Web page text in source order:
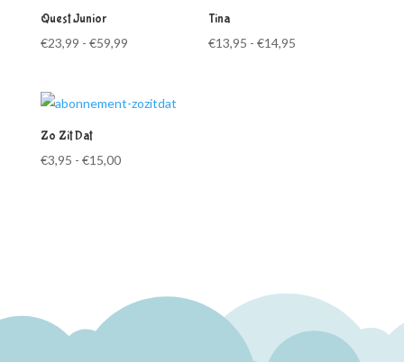
Quest Junior
€23,99 - €59,99Prijsklasse:
€59,99
Tina
€13,95 - €14,95
Zo Zit Dat
€3,95 - €15,00Prijsklasse: